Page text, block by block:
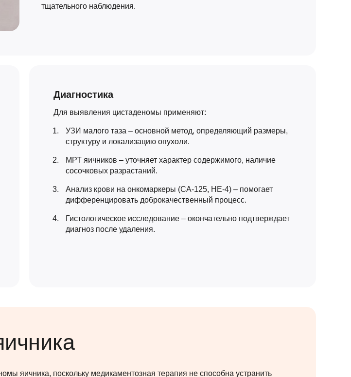
тщательного наблюдения.
Диагностика
Для выявления цистаденомы применяют:
УЗИ малого таза – основной метод, определяющий размеры,
структуру и локализацию опухоли.
МРТ яичников – уточняет характер содержимого, наличие
сосочковых разрастаний.
Анализ крови на онкомаркеры (СА-125, НЕ-4) – помогает
дифференцировать доброкачественный процесс.
Гистологическое исследование – окончательно подтверждает
диагноз после удаления.
яичника, поскольку медикаментозная терапия не способна устранить